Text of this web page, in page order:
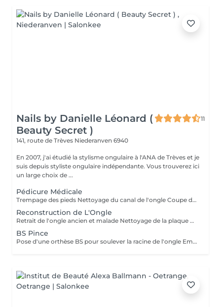
Nails by Danielle Léonard (
Beauty Secret )
11
141, route de Trèves Niederanven 6940
En 2007, j'ai étudié la stylisme ongulaire à l'ANA de Trèves et je
suis depuis styliste ongulaire indépendante. Vous trouverez ici
un large choix de ...
Pédicure Médicale
Trempage des pieds Nettoyage du canal de l'ongle Coupe des ongles Découpe des ongles incarnés Élimination de la corne, des ils-de-perdrix, des fissures Crème si necessaire traitement mycose
Reconstruction de L'Ongle
Retrait de l'ongle ancien et malade Nettoyage de la plaque unguéale Reconstruction d'un nouvel ongle avec de l'acrylique
BS Pince
Pose d'une orthèse BS pour soulever la racine de l'ongle Empêche l'ongle de s'enfoncer Durée : 2 mois